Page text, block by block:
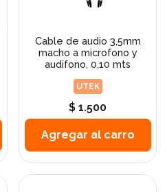
Cable de audio 3,5mm
macho a microfono y
audifono, 0,10 mts
UTEK
$ 1.500
Agregar al carro